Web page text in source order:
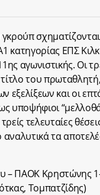
κατηγορίας ΕΠΣ
αγωνιστικής. Οι
του
εξελίξεων και οι
υποψήφιοι
τελευταίες
τα
– ΠΑΟΚ Κρηστώνης
Τομπατζίδης)